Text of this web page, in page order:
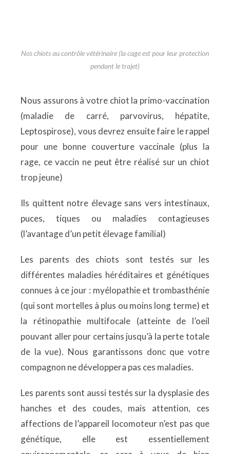
Nos chiots au contrôle vétérinaire (la cage est pour leur protection
pendant le trajet)
Nous assurons à votre chiot la primo-vaccination
(maladie de carré, parvovirus, hépatite,
Leptospirose), vous devrez ensuite faire le rappel
pour une bonne couverture vaccinale (plus la
rage, ce vaccin ne peut être réalisé sur un chiot
trop jeune)
Ils quittent notre élevage sans vers intestinaux,
puces, tiques ou maladies contagieuses
(l’avantage d’un petit élevage familial)
Les parents des chiots sont testés sur les
différentes maladies héréditaires et génétiques
connues à ce jour : myélopathie et trombasthénie
(qui sont mortelles à plus ou moins long terme) et
la rétinopathie multifocale (atteinte de l’oeil
pouvant aller pour certains jusqu’à la perte totale
de la vue). Nous garantissons donc que votre
compagnon ne développera pas ces maladies.
Les parents sont aussi testés sur la dysplasie des
hanches et des coudes, mais attention, ces
affections de l’appareil locomoteur n’est pas que
génétique, elle est essentiellement